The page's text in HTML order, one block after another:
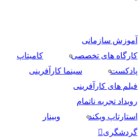
آموزش سازمانی
کارگاه های تخصصی
کامیتاپ
پادکست
سینما کارآفرینی
فیلم های کارآفرینی
رویداد تجربه ناتمام
استارتاپ ویکند
وبینار
گردشگری